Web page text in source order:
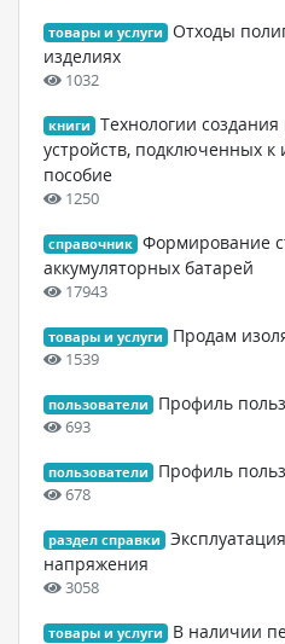
товары и услуги
Отходы
изделиях
1032
книги
Технологии
устройств, подключенных к
пособие
1250
справочник Формирование
аккумуляторных батарей
17943
товары и услуги Продам
1539
пользователи Профиль
693
пользователи Профиль
678
раздел справки
напряжения
3058
товары и услуги
В наличии